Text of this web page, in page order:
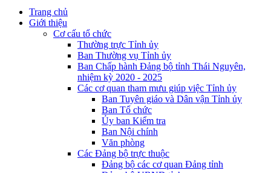
Trang chủ
Giới thiệu
Cơ cấu tổ chức
Thường trực Tỉnh ủy
Ban Thường vụ Tỉnh ủy
Ban Chấp hành Đảng bộ tỉnh Thái Nguyên,
nhiệm kỳ 2020 - 2025
Các cơ quan tham mưu giúp việc Tỉnh ủy
Ban Tuyên giáo và Dân vận Tỉnh ủy
Ban Tổ chức
Ủy ban Kiểm tra
Ban Nội chính
Văn phòng
Các Đảng bộ trực thuộc
Đảng bộ các cơ quan Đảng tỉnh